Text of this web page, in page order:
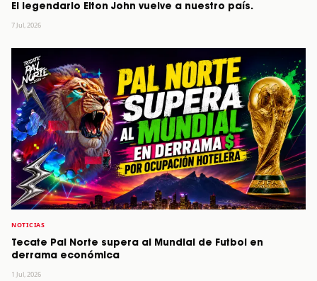
El legendario Elton John vuelve a nuestro país.
7 Jul, 2026
NOTICIAS
Tecate Pal Norte supera al Mundial de Futbol en
derrama económica
1 Jul, 2026